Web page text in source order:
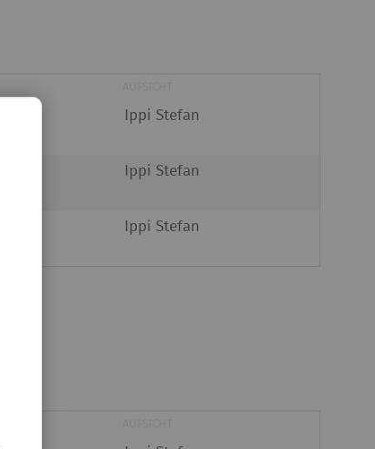
Ippi Stefan
Ippi Stefan
Ippi Stefan